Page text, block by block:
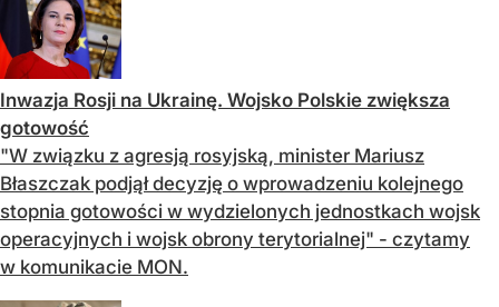
Inwazja Rosji na Ukrainę. Wojsko Polskie zwiększa
gotowość
"W związku z agresją rosyjską, minister Mariusz
Błaszczak podjął decyzję o wprowadzeniu kolejnego
stopnia gotowości w wydzielonych jednostkach wojsk
operacyjnych i wojsk obrony terytorialnej" - czytamy
w komunikacie MON.